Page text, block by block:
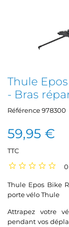
Thule
- Bras
Référence978300
59,95 €
TTC
0
Thule Epos Bike
porte vélo Thule
Attrapez votre
pendant vos